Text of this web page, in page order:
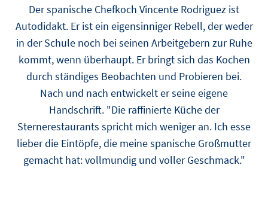
Der spanische Chefkoch Vincente Rodriguez ist
Autodidakt. Er ist ein eigensinniger Rebell, der weder
in der Schule noch bei seinen Arbeitgebern zur Ruhe
kommt, wenn überhaupt. Er bringt sich das Kochen
durch ständiges Beobachten und Probieren bei.
Nach und nach entwickelt er seine eigene
Handschrift. "Die raffinierte Küche der
Sternerestaurants spricht mich weniger an. Ich esse
lieber die Eintöpfe, die meine spanische Großmutter
gemacht hat: vollmundig und voller Geschmack."